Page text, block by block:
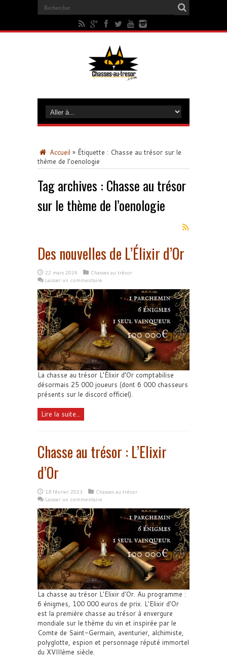
Accueil » Étiquette : Chasse au trésor sur le
thème de l’oenologie
Tag archives : Chasse au trésor
sur le thème de l’oenologie
Des nouvelles de L’Élixir d’Or
22 mars 2024
Chasses au trésor
Laisser un commentaire
La chasse au trésor L’Élixir d’Or comptabilise
désormais 25 000 joueurs (dont 6 000 chasseurs
présents sur le discord officiel).
Lire la suite...
Chasse au trésor : L’Elixir
d’Or
18 février 2023
Chasses au trésor
Laisser un commentaire
La chasse au trésor L'Elixir d'Or. Au programme :
6 énigmes, 100 000 euros de prix. L'Elixir d'Or
est la première chasse au trésor à envergure
mondiale sur le thème du vin et inspirée par le
Comte de Saint-Germain, aventurier, alchimiste,
polyglotte, espion et personnage réputé immortel
du XVIIIème siècle.